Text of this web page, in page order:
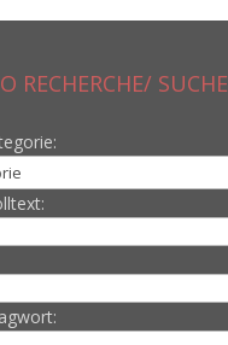
RECHERCHE/ SUCHE